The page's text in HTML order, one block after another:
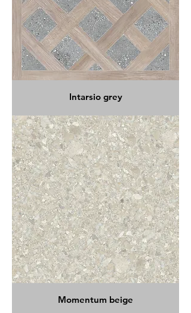
Intarsio grey
Momentum beige